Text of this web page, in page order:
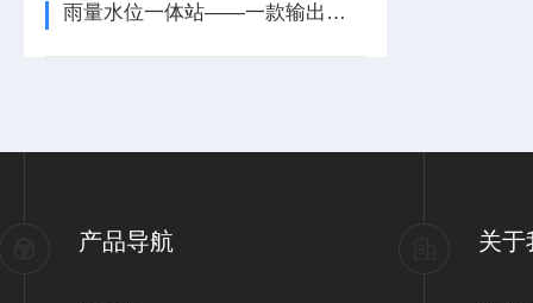
雨量水位一体站——一款输出水位的雨量水位报警仪2026+派+送
产品导航 关于